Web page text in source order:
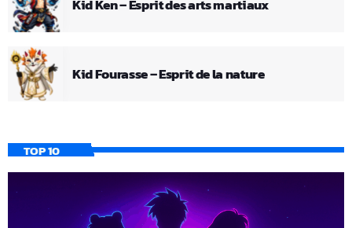
Kid Ken – Esprit des arts martiaux
Kid Fourasse – Esprit de la nature
TOP 10